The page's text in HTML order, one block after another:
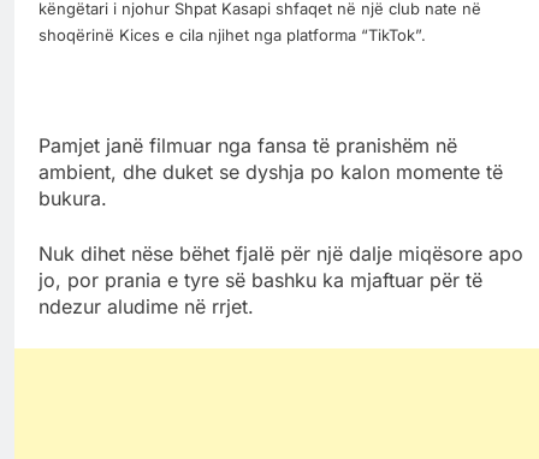
këngëtari i njohur Shpat Kasapi shfaqet në një club nate në
shoqërinë Kices e cila njihet nga platforma “TikTok”.
Pamjet janë filmuar nga fansa të pranishëm në
ambient, dhe duket se dyshja po kalon momente të
bukura.
Nuk dihet nëse bëhet fjalë për një dalje miqësore apo
jo, por prania e tyre së bashku ka mjaftuar për të
ndezur aludime në rrjet.